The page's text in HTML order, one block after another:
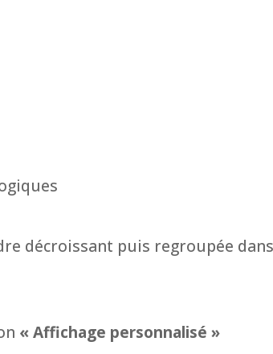
décroissant puis regroupée
« Affichage personnalisé »